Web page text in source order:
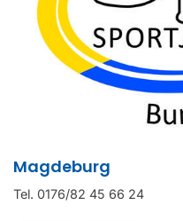
Magdeburg
Tel. 0176/82 45 66 24